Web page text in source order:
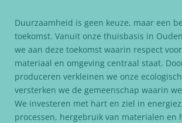
Duurzaamheid is geen keuze, maar een
toekomst. Vanuit onze thuisbasis in
we aan deze toekomst waarin respect
materiaal en omgeving centraal staat.
produceren verkleinen we onze
versterken we de gemeenschap waarin
We investeren met hart en ziel in
processen, hergebruik van materialen en